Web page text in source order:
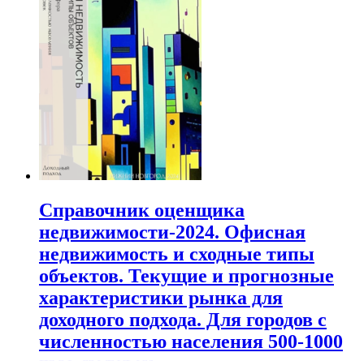
Справочник оценщика
недвижимости-2024. Офисная
недвижимость и сходные типы
объектов. Текущие и прогнозные
характеристики рынка для
доходного подхода. Для городов с
численностью населения 500-1000